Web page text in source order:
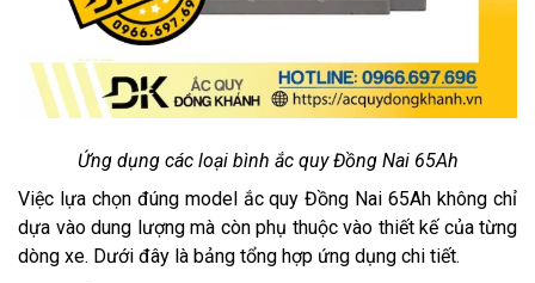
Ứng dụng các loại bình ắc quy Đồng Nai 65Ah
Việc lựa chọn đúng model ắc quy Đồng Nai 65Ah không chỉ
dựa vào dung lượng mà còn phụ thuộc vào thiết kế của từng
dòng xe. Dưới đây là bảng tổng hợp ứng dụng chi tiết.